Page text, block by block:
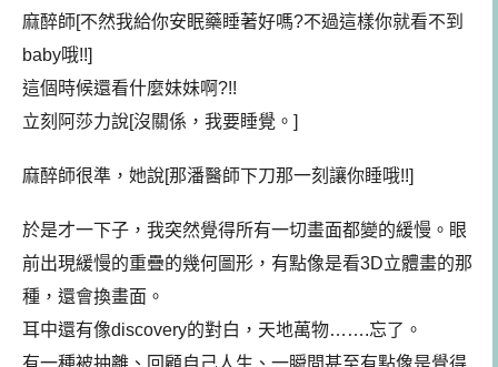
麻醉師[不然我給你安眠藥睡著好嗎?不過這樣你就看不到
baby哦!!]
這個時候還看什麼妹妹啊?!!
立刻阿莎力說[沒關係，我要睡覺。]
麻醉師很準，她說[那潘醫師下刀那一刻讓你睡哦!!]
於是才一下子，我突然覺得所有一切畫面都變的緩慢。眼
前出現緩慢的重疊的幾何圖形，有點像是看3D立體畫的那
種，還會換畫面。
耳中還有像discovery的對白，天地萬物…….忘了。
有一種被抽離、回顧自己人生、一瞬間甚至有點像是覺得